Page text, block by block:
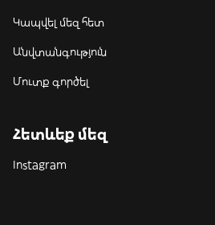
Կապվել մեզ հետ
Անվտանգություն
Մուտք գործել
Հետևեք մեզ
Instagram